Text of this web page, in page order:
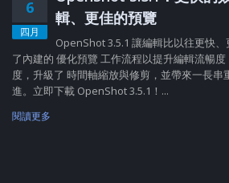
6
四月
輯、更佳的預覽
OpenShot 3.5.1 讓編輯比以往更快
了內建的 優化預覽 工作流程以提升編輯流暢
度，升級了 時間軸縮放與修剪，並帶來一長串
進。立即下載 OpenShot 3.5.1！...
閱讀更多